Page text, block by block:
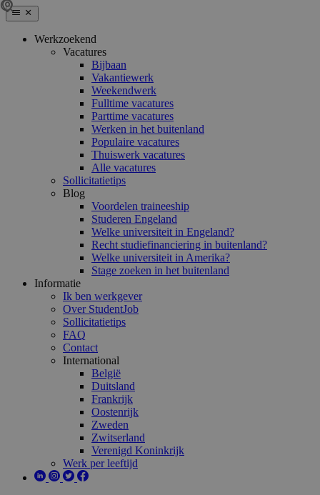
Werkzoekend
Vacatures
Bijbaan
Vakantiewerk
Weekendwerk
Fulltime vacatures
Parttime vacatures
Werken in het buitenland
Populaire vacatures
Thuiswerk vacatures
Alle vacatures
Sollicitatietips
Blog
Voordelen traineeship
Studeren Engeland
Welke universiteit in Engeland?
Recht studiefinanciering in buitenland?
Welke universiteit in Amerika?
Stage zoeken in het buitenland
Informatie
Ik ben werkgever
Over StudentJob
Sollicitatietips
FAQ
Contact
International
België
Duitsland
Frankrijk
Oostenrijk
Zweden
Zwitserland
Verenigd Koninkrijk
Werk per leeftijd